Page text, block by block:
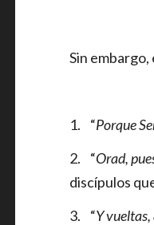
Sin
1. “Porque
2.
“Orad,
discípulos
3.
“Y